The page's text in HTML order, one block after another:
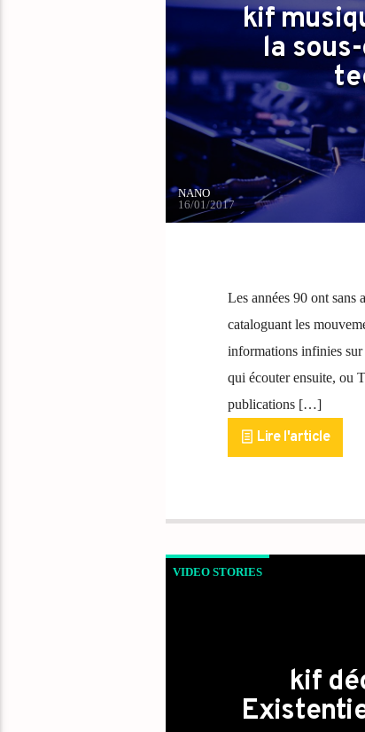
kif
la
NANO
16/01/2017
Les années 90 ont sans
cataloguant les
informations infinies sur
qui écouter ensuite, ou
publications […]
Lire l'article
VIDEO STORIES
kif